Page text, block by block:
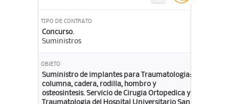
TIPO DE CONTRATO
Concurso.
Suministros
OBJETO
Suministro de implantes para Traumatologia:
columna, cadera, rodilla, hombro y
osteosintesis. Servicio de Cirugia Ortopedica y
Traumatologia del Hospital Universitario San